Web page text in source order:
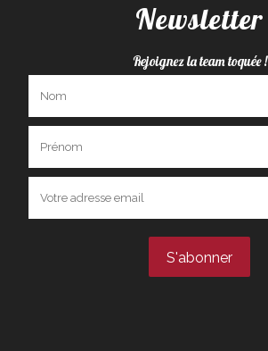
Newsletter
Rejoignez la team toquée !